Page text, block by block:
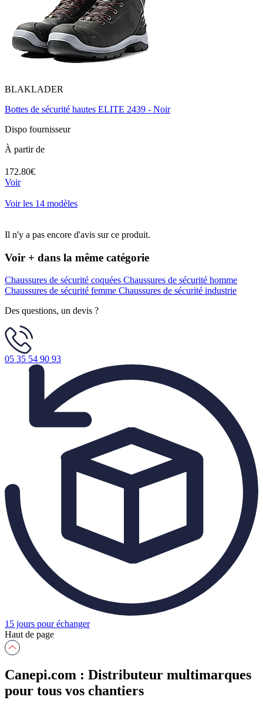
BLAKLADER
Bottes de sécurité hautes ELITE 2439 - Noir
Dispo fournisseur
À partir de
172.80€
Voir
Voir les 14 modèles
Il n'y a pas encore d'avis sur ce produit.
Voir + dans la même catégorie
Chaussures de sécurité coquées Chaussures de sécurité homme
Chaussures de sécurité femme Chaussures de sécurité industrie
Des questions, un devis ?
05 35 54 90 93
15 jours pour échanger
Haut de page
Canepi.com : Distributeur multimarques
pour tous vos chantiers